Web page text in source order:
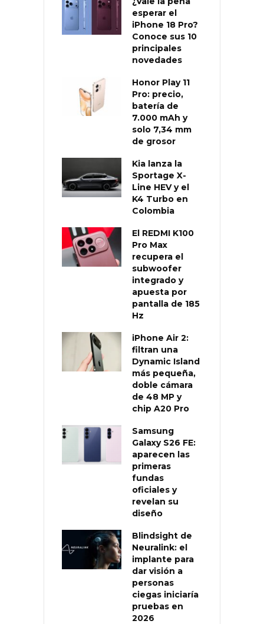
esperar el
iPhone 18 Pro?
Conoce sus 10
principales
novedades
Honor Play 11
Pro: precio,
batería de
7.000 mAh y
solo 7,34 mm
de grosor
Kia lanza la
Sportage X-
Line HEV y el
K4 Turbo en
Colombia
El REDMI K100
Pro Max
recupera el
subwoofer
integrado y
apuesta por
pantalla de 185
Hz
iPhone Air 2:
filtran una
Dynamic Island
más pequeña,
doble cámara
de 48 MP y
chip A20 Pro
Samsung
Galaxy S26 FE:
aparecen las
primeras
fundas
oficiales y
revelan su
diseño
Blindsight de
Neuralink: el
implante para
dar visión a
personas
ciegas iniciaría
pruebas en
2026